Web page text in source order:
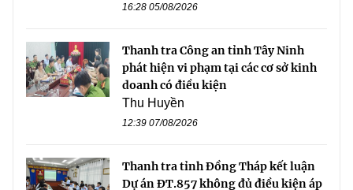
16:28 05/08/2026
Thanh tra Công an tỉnh Tây Ninh
phát hiện vi phạm tại các cơ sở kinh
doanh có điều kiện
Thu Huyền
12:39 07/08/2026
Thanh tra tỉnh Đồng Tháp kết luận
Dự án ĐT.857 không đủ điều kiện áp